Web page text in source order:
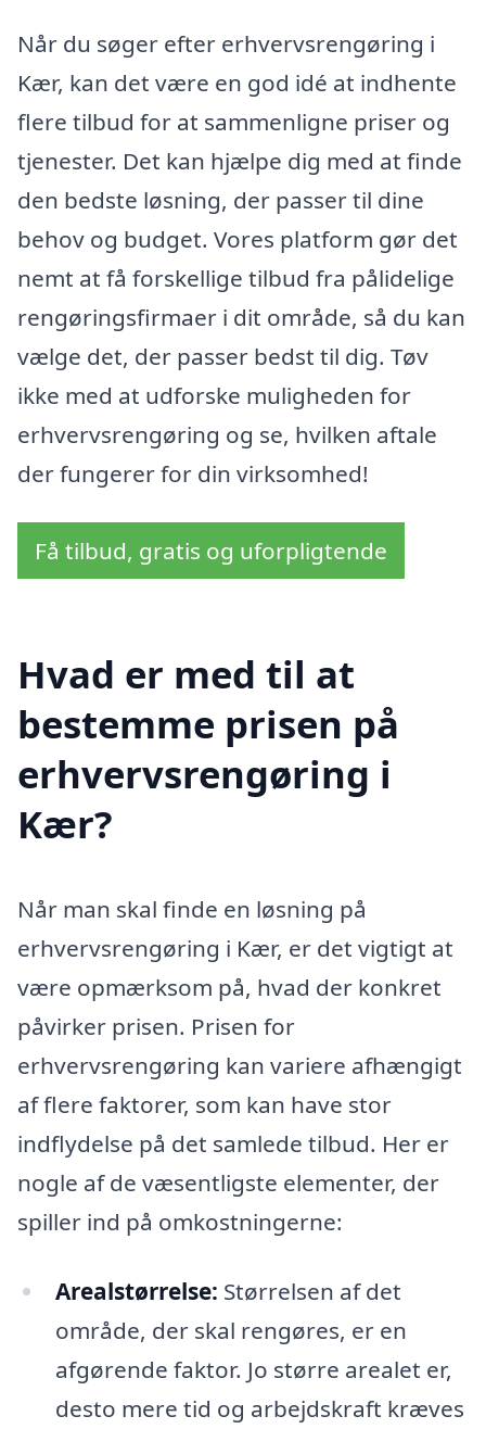
Når du søger efter erhvervsrengøring i
Kær, kan det være en god idé at indhente
flere tilbud for at sammenligne priser og
tjenester. Det kan hjælpe dig med at finde
den bedste løsning, der passer til dine
behov og budget. Vores platform gør det
nemt at få forskellige tilbud fra pålidelige
rengøringsfirmaer i dit område, så du kan
vælge det, der passer bedst til dig. Tøv
ikke med at udforske muligheden for
erhvervsrengøring og se, hvilken aftale
der fungerer for din virksomhed!
Få tilbud, gratis og uforpligtende
Hvad er med til at
bestemme prisen på
erhvervsrengøring i
Kær?
Når man skal finde en løsning på
erhvervsrengøring i Kær, er det vigtigt at
være opmærksom på, hvad der konkret
påvirker prisen. Prisen for
erhvervsrengøring kan variere afhængigt
af flere faktorer, som kan have stor
indflydelse på det samlede tilbud. Her er
nogle af de væsentligste elementer, der
spiller ind på omkostningerne:
Arealstørrelse: Størrelsen af det
område, der skal rengøres, er en
afgørende faktor. Jo større arealet er,
desto mere tid og arbejdskraft kræves